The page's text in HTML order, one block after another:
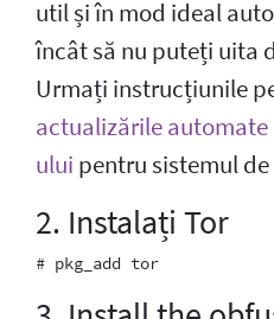
util și în mod ideal
încât să nu puteți uita
Urmați instrucțiunile
actualizările automate
ului pentru sistemul
2. Instalați Tor